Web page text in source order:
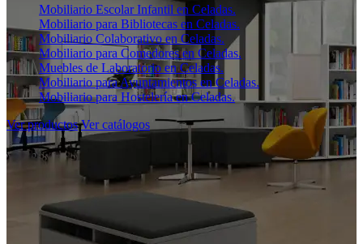
Mobiliario Escolar Infantil en Celadas.
Mobiliario para Bibliotecas en Celadas.
Mobiliario Colaborativo en Celadas.
Mobiliario para Comedores en Celadas.
Muebles de Laboratorio en Celadas.
Mobiliario para Ayuntamientos en Celadas.
Mobiliario para Hostelería en Celadas.
Ver productos Ver catálogos